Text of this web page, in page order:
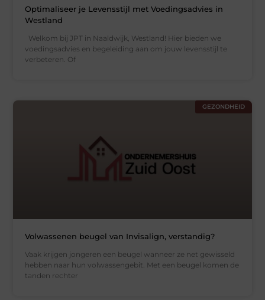
Optimaliseer je Levensstijl met Voedingsadvies in
Westland
Welkom bij JPT in Naaldwijk, Westland! Hier bieden we
voedingsadvies en begeleiding aan om jouw levensstijl te
verbeteren. Of
GEZONDHEID
Volwassenen beugel van Invisalign, verstandig?
Vaak krijgen jongeren een beugel wanneer ze net gewisseld
hebben naar hun volwassengebit. Met een beugel komen de
tanden rechter